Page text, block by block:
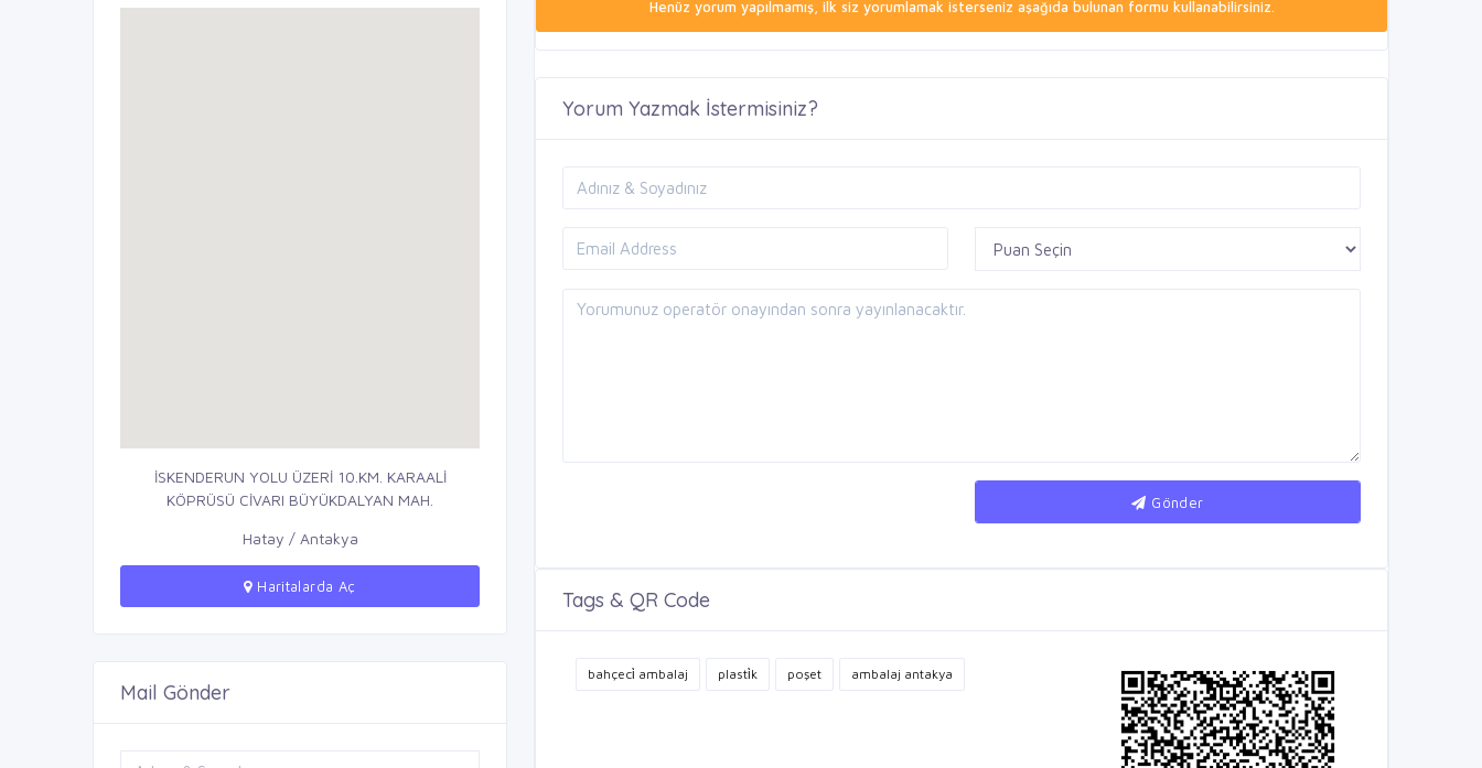
İSKENDERUN YOLU ÜZERİ 10.KM. KARAALİ
KÖPRÜSÜ CİVARI BÜYÜKDALYAN MAH.
Hatay / Antakya
Haritalarda Aç
Mail Gönder
Henüz yorum yapılmamış, ilk siz yorumlamak isterseniz aşağıda bulunan formu kullanabilirsiniz.
Yorum Yazmak İstermisiniz?
Gönder
Tags & QR Code
bahçeci̇ ambalaj plasti̇k poşet ambalaj antakya